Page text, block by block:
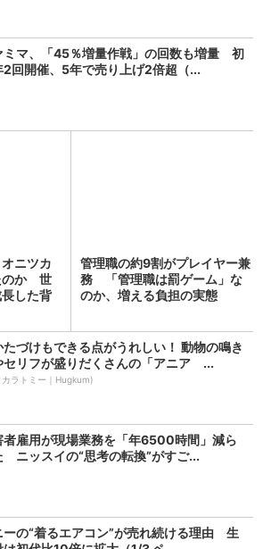
ミマ、「45％増量作戦」の回数も増量 初
2回開催、5年で売り上げ2倍超（...
ニツカ
のか 世
した背
管理職の約9割がプレイヤー兼
務 「管理職は罰ゲーム」な
のか、増える負担の実態
たづけもできる点がうれしい！ 動物の鳴き
セリフが盛りだくさんの「アニア ...
カラトミー｜Hugkum)
者雇用が現場業務を「年6500時間」減ら
ニッスイの“思考の転換”がすご...
ーの“着るエアコン”が売れ続ける理由 生